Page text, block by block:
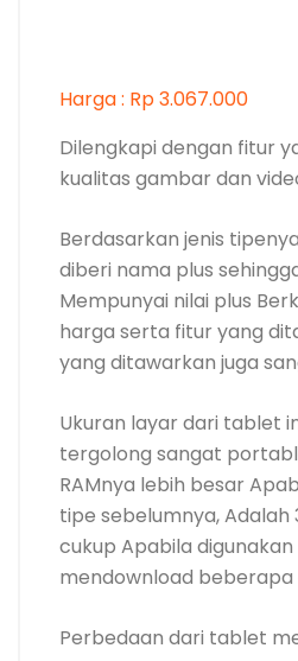
Harga : Rp 3.067.000
Dilengkapi dengan fitur
kualitas gambar dan
Berdasarkan jenis
diberi nama plus
Mempunyai nilai plus
harga serta fitur yang
yang ditawarkan juga
Ukuran layar dari tablet
tergolong sangat
RAMnya lebih besar
tipe sebelumnya, Adalah
cukup Apabila digunakan
mendownload beberapa
Perbedaan dari tablet